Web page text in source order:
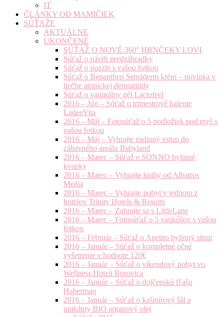
IT
ČLÁNKY OD MAMIČIEK
SÚŤAŽE
AKTUÁLNE
UKONČENÉ
SÚŤAŽ O NOVÉ 360° HRNČEKY LOVI
Súťaž o návrh predzáhradky
Súťaž o puzzle s vašou fotkou
Súťaž o Bepanthen Sensiderm krém – novinka v
liečbe atopickej dermatitídy
Súťaž o vaginálny gél Lactofeel
2016 – Jún – Súťaž o trimestrové balenie
LadeeVita
2016 – Máj – Fotosúťaž o 5 podložiek pod myš s
vašou fotkou
2016 – Máj – Vyhrajte rodinný vstup do
zábavného areálu Babyland
2016 – Marec – Súťaž o SONNO bylinné
kvapky
2016 – Marec – Vyhrajte knihy od Albatros
Media
2016 – Marec – Vyhrajte pobyt v jednom z
hotelov Trinity Hotels & Resorts
2016 – Marec – Zahrajte sa s LittleLane
2016 – Marec – Fotosúťaž o 5 vankúšov s vašou
fotkou
2016 – Február – Súťaž o Apetito bylinný sirup
2016 – Január – Súťaž o kompletné očné
vyšetrenie v hodnote 120€
2016 – Január – Súťaž o víkendový pobyt vo
Wellness Hoteli Borovica
2016 – Január – Súťaž o dojčenskú fľašu
Haberman
2016 – Január – Súťaž o kašmírový šál a
unikátny BIO arganový olej